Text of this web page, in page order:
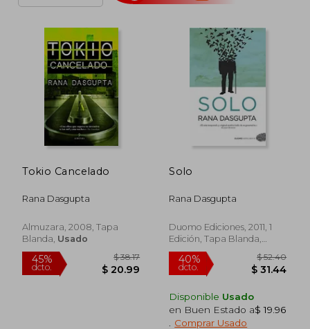
Tokio Cancelado
Rana Dasgupta
Almuzara, 2008, Tapa
Blanda, Usado
Solo
Rana Dasgupta
Duomo Ediciones, 2011, 1
Edición, Tapa Blanda,
Nuevo
Disponible Usado
en Buen Estado a$ 19.96
Comprar Usado